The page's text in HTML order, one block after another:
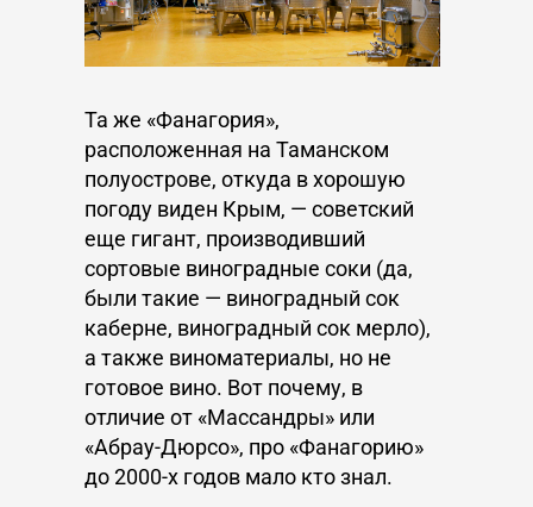
Та же «Фанагория»,
расположенная на Таманском
полуострове, откуда в хорошую
погоду виден Крым, — советский
еще гигант, производивший
сортовые виноградные соки (да,
были такие — виноградный сок
каберне, виноградный сок мерло),
а также виноматериалы, но не
готовое вино. Вот почему, в
отличие от «Массандры» или
«Абрау-Дюрсо», про «Фанагорию»
до 2000-х годов мало кто знал.